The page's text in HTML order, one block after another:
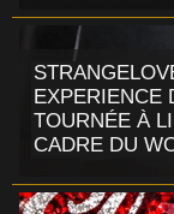
EXPERIENCE
TOURNÉE À
CADRE DU